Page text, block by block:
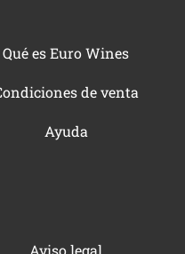
Qué es Euro Wines
de venta
Ayuda
Aviso legal